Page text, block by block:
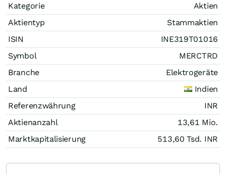
Kategorie
Aktien
Aktientyp
Stammaktien
ISIN
INE319T01016
Symbol
MERCTRD
Branche
Elektrogeräte
Land
Indien
Referenzwährung
INR
Aktienanzahl
13,61 Mio.
Marktkapitalisierung
513,60 Tsd. INR